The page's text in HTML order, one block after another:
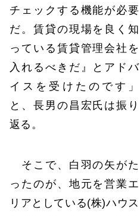
チェックする機能が必要
だ。賃貸の現場を良く知
っている賃貸管理会社を
入れるべきだ』とアドバ
イスを受けたのです」
と、長男の昌宏氏は振り
返る。
そこで、白羽の矢がた
ったのが、地元を営業エ
リアとしている(株)ハウス